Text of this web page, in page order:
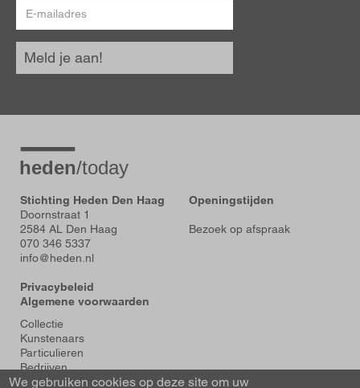
mailadres
Meld je aan!
Stichting Heden Den Haag
Doornstraat 1
2584 AL Den Haag
070 346 5337
info@heden.nl
Privacybeleid
Algemene voorwaarden
Openingstijden
Bezoek op afspraak
Voet
Collectie
Kunstenaars
Particulieren
Bedrijven
Tentoonstellingen
We gebruiken cookies op deze site om uw